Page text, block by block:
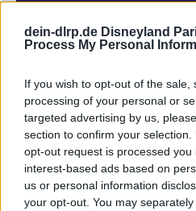
dein-dlrp.de Disneyland
Process My Personal
If you wish to opt-out of the
processing of your personal or
targeted advertising by us,
section to confirm your
opt-out request is processed you
interest-based ads based on
us or personal information
your opt-out. You may
Ein Sommer voller Spaß
Der Walt Disney
Roundup Juli 2022